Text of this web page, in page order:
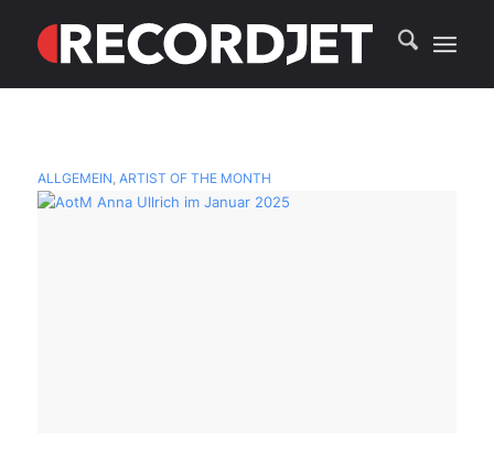
ALLGEMEIN, ARTIST OF THE MONTH